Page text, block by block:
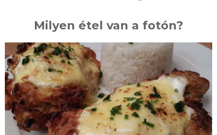
Milyen étel van a fotón?